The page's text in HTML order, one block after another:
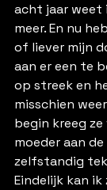
acht jaar weet
meer. En nu
of liever mijn
aan er een te
op streek en
misschien
begin kreeg
moeder aan
zelfstandig
Eindelijk kan ik